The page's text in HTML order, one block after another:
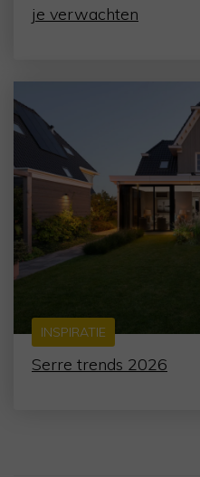
je verwachten
INSPIRATIE
Serre trends 2026